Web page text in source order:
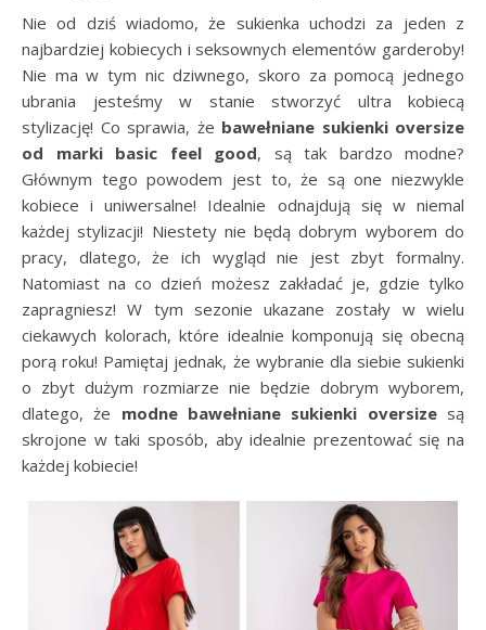
Nie od dziś wiadomo, że sukienka uchodzi za jeden z
najbardziej kobiecych i seksownych elementów garderoby!
Nie ma w tym nic dziwnego, skoro za pomocą jednego
ubrania jesteśmy w stanie stworzyć ultra kobiecą
stylizację! Co sprawia, że bawełniane sukienki oversize
od marki basic feel good, są tak bardzo modne?
Głównym tego powodem jest to, że są one niezwykle
kobiece i uniwersalne! Idealnie odnajdują się w niemal
każdej stylizacji! Niestety nie będą dobrym wyborem do
pracy, dlatego, że ich wygląd nie jest zbyt formalny.
Natomiast na co dzień możesz zakładać je, gdzie tylko
zapragniesz! W tym sezonie ukazane zostały w wielu
ciekawych kolorach, które idealnie komponują się obecną
porą roku! Pamiętaj jednak, że wybranie dla siebie sukienki
o zbyt dużym rozmiarze nie będzie dobrym wyborem,
dlatego, że modne bawełniane sukienki oversizesą
skrojone w taki sposób, aby idealnie prezentować się na
każdej kobiecie!